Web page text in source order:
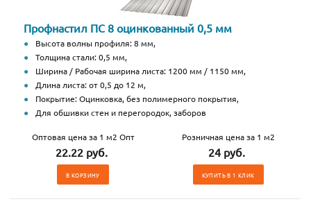
Профнастил ПС 8 оцинкованный 0,5 мм
Высота волны профиля: 8 мм,
Толщина стали: 0,5 мм,
Ширина / Рабочая ширина листа: 1200 мм / 1150 мм,
Длина листа: от 0,5 до 12 м,
Покрытие: Оцинковка, без полимерного покрытия,
Для обшивки стен и перегородок, заборов
Оптовая цена за 1 м2 Опт
22.22 руб.
В КОРЗИНУ
Розничная цена за 1 м2
24 руб.
КУПИТЬ В 1 КЛИК